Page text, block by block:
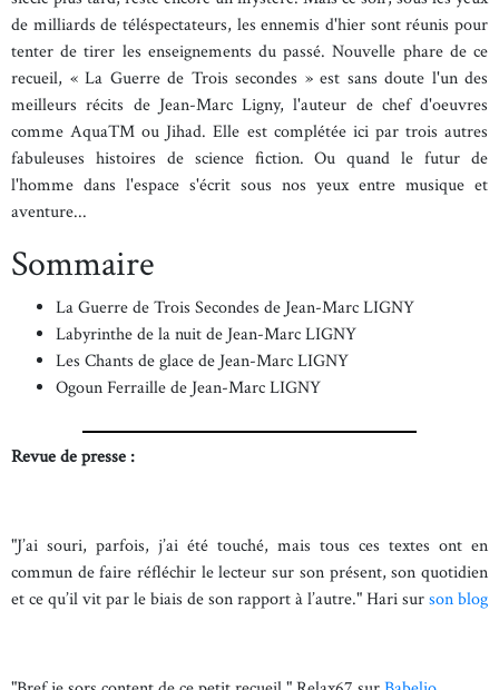
de milliards de téléspectateurs, les ennemis d'hier sont réunis pour
tenter de tirer les enseignements du passé. Nouvelle phare de ce
recueil, « La Guerre de Trois secondes » est sans doute l'un des
meilleurs récits de Jean-Marc Ligny, l'auteur de chef d'oeuvres
comme AquaTM ou Jihad. Elle est complétée ici par trois autres
fabuleuses histoires de science fiction. Ou quand le futur de
l'homme dans l'espace s'écrit sous nos yeux entre musique et
aventure...
Sommaire
La Guerre de Trois Secondes de Jean-Marc LIGNY
Labyrinthe de la nuit de Jean-Marc LIGNY
Les Chants de glace de Jean-Marc LIGNY
Ogoun Ferraille de Jean-Marc LIGNY
Revue de presse :
"J’ai souri, parfois, j’ai été touché, mais tous ces textes ont en
commun de faire réfléchir le lecteur sur son présent, son quotidien
et ce qu’il vit par le biais de son rapport à l’autre." Hari surson blog